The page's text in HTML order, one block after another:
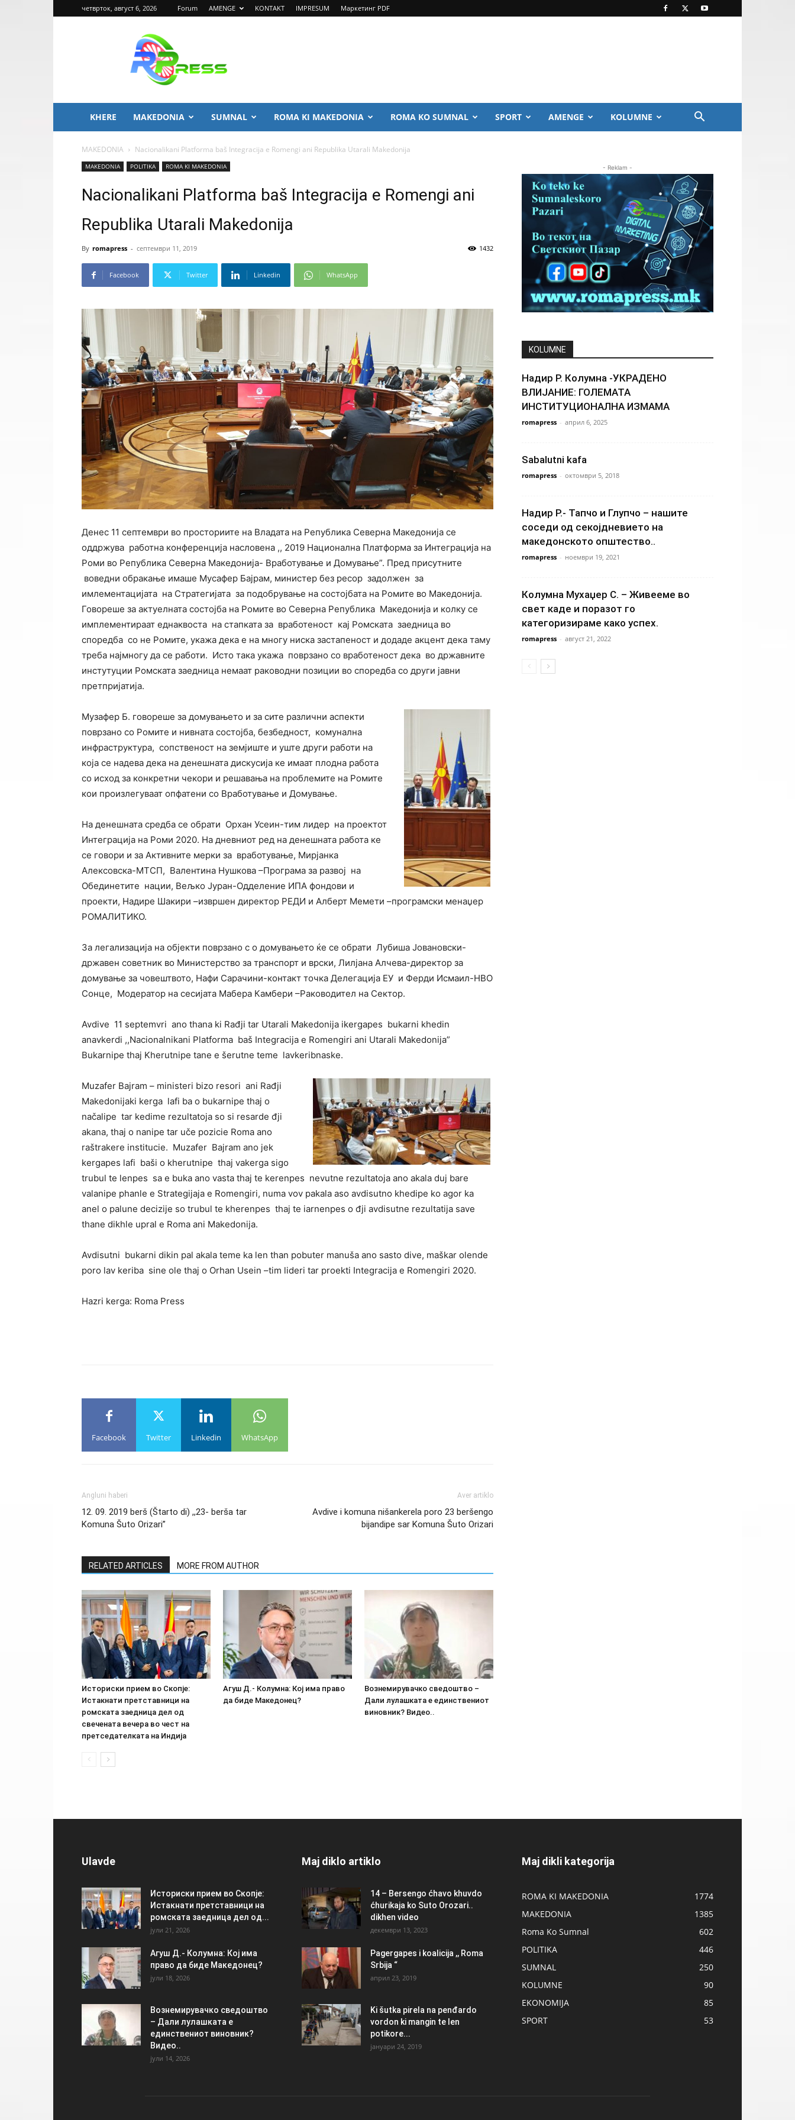
четврток, август 6, 2026 Forum AMENGE KONTAKT IMPRESUM Маркетинг PDF
PRESS
KHERE MAKEDONIA SUMNAL ROMA KI MAKEDONIA ROMA KO SUMNAL SPORT AMENGE KOLUMNE
MAKEDONIA Nacionalikani Platforma baš Integracija e Romengi ani Republika Utarali Makedonija
MAKEDONIA POLITIKA ROMA KI MAKEDONIA
Nacionalikani Platforma baš Integracija e Romengi ani
Republika Utarali Makedonija
By romapress - септември 11, 2019 1432
Facebook Twitter Linkedin WhatsApp
Денес 11 септември во просториите на Владата на Република Северна Македонија се
оддржува работна конференција насловена ,, 2019 Национална Платформа за Интеграција на
Роми во Република Северна Македонија- Вработување и Домување”. Пред присутните
воведни обракање имаше Мусафер Бајрам, министер без ресор задолжен за
имлементацијата на Стратегијата за подобрување на состојбата на Ромите во Македонија.
Говореше за актуелната состојба на Ромите во Северна Република Македонија и колку се
имплементираат еднаквоста на стапката за вработеност кај Ромската заедница во
споредба со не Ромите, укажа дека е на многу ниска застапеност и додаде акцент дека таму
треба најмногу да се работи. Исто така укажа поврзано со вработеност дека во државните
инстутуции Ромската заедница немаат раководни позиции во споредба со други јавни
претпријатија.
Музафер Б. говореше за домувањето и за сите различни аспекти
поврзано со Ромите и нивната состојба, безбедност, комунална
инфраструктура, сопственост на земјиште и уште други работи на
која се надева дека на денешната дискусија ке имаат плодна работа
со исход за конкретни чекори и решавања на проблемите на Ромите
кои произлегуваат опфатени со Вработување и Домување.
На денешната средба се обрати Орхан Усеин-тим лидер на проектот
Интеграција на Роми 2020. На дневниот ред на денешната работа ке
се говори и за Активните мерки за вработување, Мирјанка
Алексовска-МТСП, Валентина Нушкова –Програма за развој на
Обединетите нации, Вељко Јуран-Одделение ИПА фондови и
проекти, Надире Шакири –извршен директор РЕДИ и Алберт Мемети –програмски менаџер
РОМАЛИТИКО.
За легализација на објекти поврзано с о домувањето ќе се обрати Лубиша Јовановски-
државен советник во Министерство за транспорт и врски, Лилјана Алчева-директор за
домување за човештвото, Нафи Сарачини-контакт точка Делегација ЕУ и Ферди Исмаил-НВО
Сонце, Модератор на сесијата Мабера Камбери –Раководител на Сектор.
Avdive 11 septemvri ano thana ki Rađji tar Utarali Makedonija ikergapes bukarni khedin
anavkerdi ,,Nacionalnikani Platforma baš Integracija e Romengiri ani Utarali Makedonija”
Bukarnipe thaj Kherutnipe tane e šerutne teme lavkeribnaske.
Muzafer Bajram – ministeri bizo resori ani Rađji
Makedonijaki kerga lafi ba o bukarnipe thaj o
načalipe tar kedime rezultatoja so si resarde đji
akana, thaj o nanipe tar uče pozicie Roma ano
raštrakere institucie. Muzafer Bajram ano jek
kergapes lafi baši o kherutnipe thaj vakerga sigo
trubul te lenpes sa e buka ano vasta thaj te kerenpes nevutne rezultatoja ano akala duj bare
valanipe phanle e Strategijaja e Romengiri, numa vov pakala aso avdisutno khedipe ko agor ka
anel o palune decizije so trubul te kherenpes thaj te iarnenpes o đji avdisutne rezultatija save
thane dikhle upral e Roma ani Makedonija.
Avdisutni bukarni dikin pal akala teme ka len than pobuter manuša ano sasto dive, maškar olende
poro lav keriba sine ole thaj o Orhan Usein –tim lideri tar proekti Integracija e Romengiri 2020.
Hazri kerga: Roma Press
Facebook Twitter Linkedin WhatsApp
Angluni haberi
12. 09. 2019 berš (Štarto di) ,,23- berša tar
Komuna Šuto Orizari”
Aver artiklo
Avdive i komuna nišankerela poro 23 beršengo
bijandipe sar Komuna Šuto Orizari
RELATED ARTICLES MORE FROM AUTHOR
Историски прием во Скопје:
Истакнати претставници на
ромската заедница дел од
свечената вечера во чест на
претседателката на Индија
Агуш Д.- Колумна: Кој има право
да биде Македонец?
Вознемирувачко сведоштво –
Дали лулашката е единствениот
виновник? Видео..
- Reklam -
KOLUMNE
Надир Р. Колумна -УКРАДЕНО
ВЛИЈАНИЕ: ГОЛЕМАТА
ИНСТИТУЦИОНАЛНА ИЗМАМА
romapress - април 6, 2025
Sabalutni kafa
romapress - октомври 5, 2018
Надир Р.- Тапчо и Глупчо – нашите
соседи од секојдневието на
македонското општество..
romapress - ноември 19, 2021
Колумна Мухаџер С. – Живееме во
свет каде и поразот го
категоризираме како успех.
romapress - август 21, 2022
Ulavde
Историски прием во Скопје:
Истакнати претставници на
ромската заедница дел од...
јули 21, 2026
Агуш Д.- Колумна: Кој има
право да биде Македонец?
јули 18, 2026
Вознемирувачко сведоштво
– Дали лулашката е
единствениот виновник?
Видео..
јули 14, 2026
Maj diklo artiklo
14 – Bersengo ćhavo khuvdo
ćhurikaja ko Suto Orozari..
dikhen video
декември 13, 2023
Pagergapes i koalicija ,, Roma
Srbija “
април 23, 2019
Ki šutka pirela na penđardo
vordon ki mangin te len
potikore...
јануари 24, 2019
Maj dikli kategorija
ROMA KI MAKEDONIA
1774
MAKEDONIA
1385
Roma Ko Sumnal
602
POLITIKA
446
SUMNAL
250
KOLUMNE
90
EKONOMIJA
85
SPORT
53